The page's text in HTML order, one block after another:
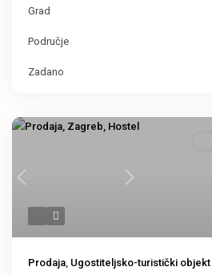
Grad
Područje
Zadano
Previous Next
Prodaja, Ugostiteljsko-turistički objekt